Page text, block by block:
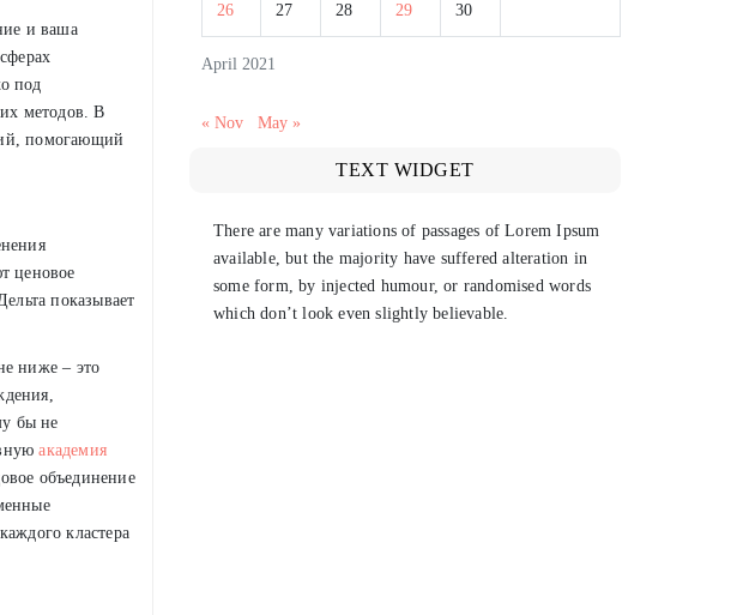
и ваша
под
методов. В
помогающий
ценовое
показывает
ниже – это
бы не
академия
объединение
кластера
April 2021
26 27 28 29 30
« Nov May »
TEXT WIDGET
There are many variations of passages of Lorem Ipsum
available, but the majority have suffered alteration in
some form, by injected humour, or randomised words
which don’t look even slightly believable.